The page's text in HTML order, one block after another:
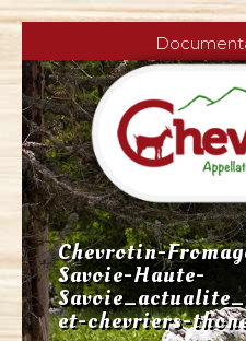
Chevrotin-
Savoie-Haute-
et-chevriers-